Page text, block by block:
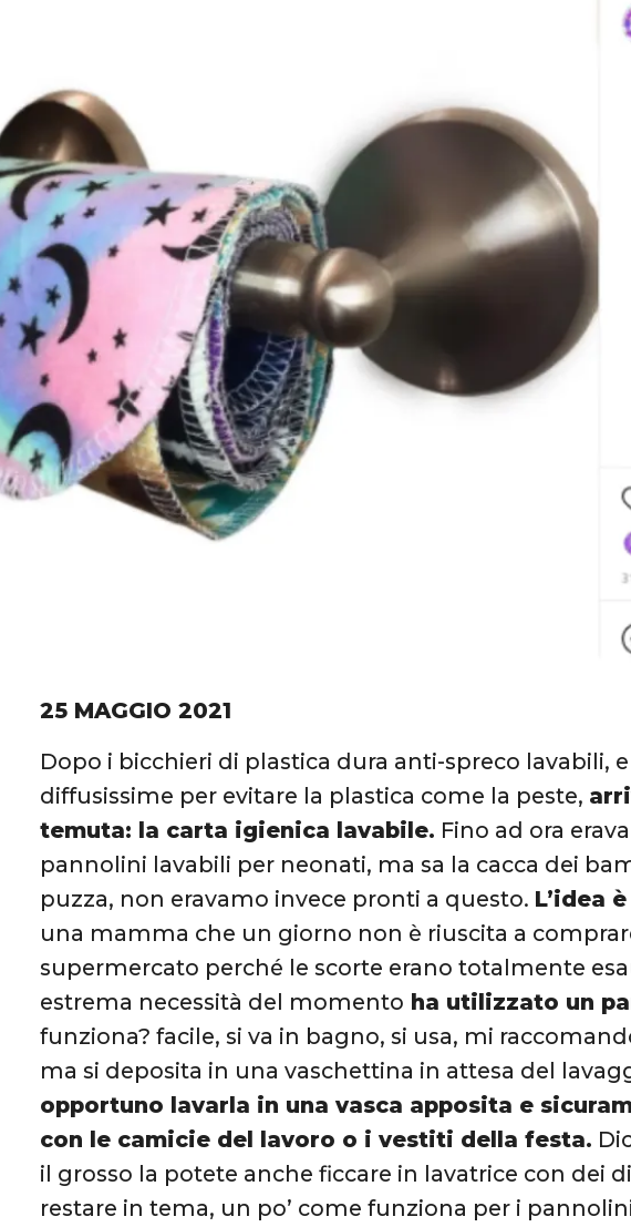
25 MAGGIO 2021
Dopo i bicchieri di plastica dura anti-spreco lavabili,
diffusissime per evitare la plastica come la peste,
temuta: la carta igienica lavabile. Fino ad ora
pannolini lavabili per neonati, ma sa la cacca dei
puzza, non eravamo invece pronti a questo. L’idea
una mamma che un giorno non è riuscita a
supermercato perché le scorte erano totalmente
estrema necessità del momento ha utilizzato un
funziona? facile, si va in bagno, si usa, mi
ma si deposita in una vaschettina in attesa del
opportuno lavarla in una vasca apposita e
con le camicie del lavoro o i vestiti della festa.
il grosso la potete anche ficcare in lavatrice con dei
restare in tema, un po’ come funziona per i